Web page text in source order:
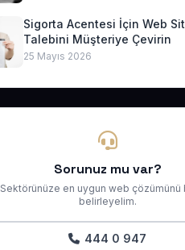
Sigorta Acentesi İçin Web
Talebini Müşteriye Çevirin
25 Mayıs 2026
Sorunuz mu var?
Sektörünüze en uygun web çözümünü
belirleyelim.
444 0 947